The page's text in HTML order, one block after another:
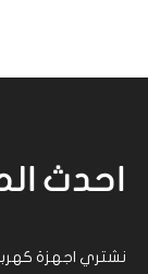
احدث
نشتري اجهزة